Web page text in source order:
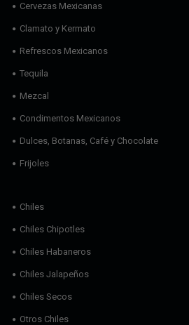
Cervezas Mexicanas
Clamato y Kermato
Refrescos Mexicanos
Tequila
Mezcal
Condimentos Mexicanos
Dulces, Botanas, Café y Chocolate
Frijoles
Chiles
Chiles Chipotles
Chiles Habaneros
Chiles Jalapeños
Chiles Secos
Otros Chiles